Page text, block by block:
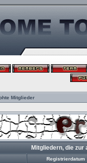
Mitglieder
Mitgliedern, die
Registrierdatum